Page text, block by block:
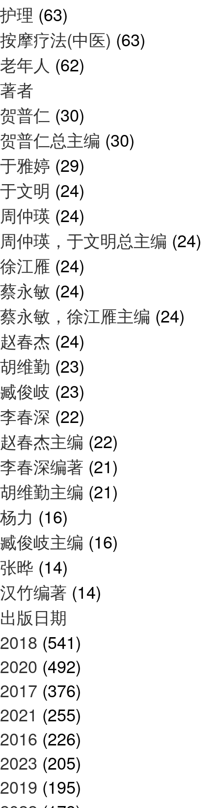
护理 (63)
按摩疗法(中医) (63)
老年人 (62)
著者
贺普仁 (30)
贺普仁总主编 (30)
于雅婷 (29)
于文明 (24)
周仲瑛 (24)
周仲瑛，于文明总主编 (24)
徐江雁 (24)
蔡永敏 (24)
蔡永敏，徐江雁主编 (24)
赵春杰 (24)
胡维勤 (23)
臧俊岐 (23)
李春深 (22)
赵春杰主编 (22)
李春深编著 (21)
胡维勤主编 (21)
杨力 (16)
臧俊岐主编 (16)
张晔 (14)
汉竹编著 (14)
出版日期
2018 (541)
2020 (492)
2017 (376)
2021 (255)
2016 (226)
2023 (205)
2019 (195)